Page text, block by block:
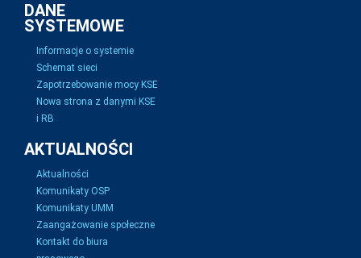
DANE
SYSTEMOWE
Informacje o systemie
Schemat sieci
Zapotrzebowanie mocy KSE
Nowa strona z danymi KSE
i RB
AKTUALNOŚCI
Aktualności
Komunikaty OSP
Komunikaty UMM
Zaangażowanie społeczne
Kontakt do biura